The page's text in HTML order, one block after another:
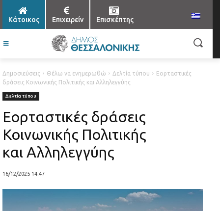
Κάτοικος Επιχειρείν Επισκέπτης
Δημοσιεύσεις Θέλω να ενημερωθώ Δελτία τύπου
Εορταστικές
δράσεις Κοινωνικής Πολιτικής και Αλληλεγγύης
Δελτία τύπου
Εορταστικές δράσεις
Κοινωνικής Πολιτικής
και Αλληλεγγύης
16/12/2025 14:47